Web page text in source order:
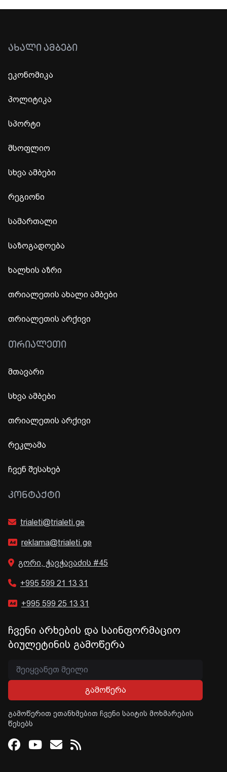
ᲐᲮᲐᲚᲘ ᲐᲛᲑᲔᲑᲘ
ეკონომიკა
პოლიტიკა
სპორტი
მსოფლიო
სხვა ამბები
რეგიონი
სამართალი
საზოგადოება
ხალხის აზრი
თრიალეთის ახალი ამბები
თრიალეთის არქივი
ᲗᲠᲘᲐᲚᲔᲗᲘ
მთავარი
სხვა ამბები
თრიალეთის არქივი
რეკლამა
ჩვენ შესახებ
ᲙᲝᲜᲢᲐᲥᲢᲘ
trialeti@trialeti.ge
reklama@trialeti.ge
გორი, ჭავჭავაძის #45
+995 599 21 13 31
+995 599 25 13 31
ჩვენი არხების და საინფორმაციო
ბიულეტინის გამოწერა
გამოწერა
გამოწერით ეთანხმებით ჩვენი საიტის მოხმარების
წესებს
Facebook
Youtube
Email
RSS